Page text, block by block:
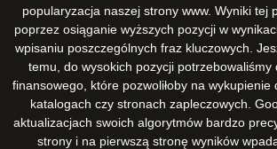
popularyzacja naszej strony www. Wyniki tej
poprzez osiąganie wyższych pozycji w
wpisaniu poszczególnych fraz kluczowych.
temu, do wysokich pozycji potrzebowaliśmy
finansowego, które pozwoliłoby na wykupienie
katalogach czy stronach zapleczowych.
aktualizacjach swoich algorytmów bardzo
strony i na pierwszą stronę wyników